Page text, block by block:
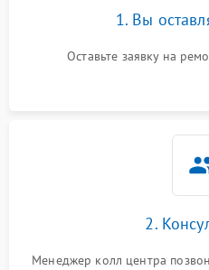
1. Вы
Оставьте заявку на
2.
Менеджер колл центра